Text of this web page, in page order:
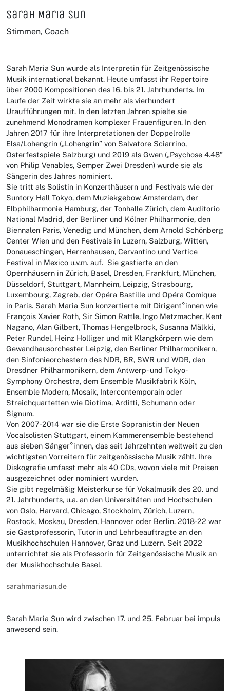
Sarah Maria Sun
Stimmen, Coach
Sarah Maria Sun wurde als Interpretin für Zeitgenössische
Musik international bekannt. Heute umfasst ihr Repertoire
über 2000 Kompositionen des 16. bis 21. Jahrhunderts. Im
Laufe der Zeit wirkte sie an mehr als vierhundert
Uraufführungen mit. In den letzten Jahren spielte sie
zunehmend Monodramen komplexer Frauenfiguren. In den
Jahren 2017 für ihre Interpretationen der Doppelrolle
Elsa/Lohengrin („Lohengrin” von Salvatore Sciarrino,
Osterfestspiele Salzburg) und 2019 als Gwen („Psychose 4.48”
von Philip Venables, Semper Zwei Dresden) wurde sie als
Sängerin des Jahres nominiert.
Sie tritt als Solistin in Konzerthäusern und Festivals wie der
Suntory Hall Tokyo, dem Muziekgebow Amsterdam, der
Elbphilharmonie Hamburg, der Tonhalle Zürich, dem Auditorio
National Madrid, der Berliner und Kölner Philharmonie, den
Biennalen Paris, Venedig und München, dem Arnold Schönberg
Center Wien und den Festivals in Luzern, Salzburg, Witten,
Donaueschingen, Herrenhausen, Cervantino und Vertice
Festival in Mexico u.v.m. auf. Sie gastierte an den
Opernhäusern in Zürich, Basel, Dresden, Frankfurt, München,
Düsseldorf, Stuttgart, Mannheim, Leipzig, Strasbourg,
Luxembourg, Zagreb, der Opéra Bastille und Opéra Comique
in Paris. Sarah Maria Sun konzertierte mit Dirigent°innen wie
François Xavier Roth, Sir Simon Rattle, Ingo Metzmacher, Kent
Nagano, Alan Gilbert, Thomas Hengelbrock, Susanna Mälkki,
Peter Rundel, Heinz Holliger und mit Klangkörpern wie dem
Gewandhausorchester Leipzig, den Berliner Philharmonikern,
den Sinfonieorchestern des NDR, BR, SWR und WDR, den
Dresdner Philharmonikern, dem Antwerp- und Tokyo-
Symphony Orchestra, dem Ensemble Musikfabrik Köln,
Ensemble Modern, Mosaik, Intercontemporain oder
Streichquartetten wie Diotima, Arditti, Schumann oder
Signum.
Von 2007-2014 war sie die Erste Sopranistin der Neuen
Vocalsolisten Stuttgart, einem Kammerensemble bestehend
aus sieben Sänger°innen, das seit Jahrzehnten weltweit zu den
wichtigsten Vorreitern für zeitgenössische Musik zählt. Ihre
Diskografie umfasst mehr als 40 CDs, wovon viele mit Preisen
ausgezeichnet oder nominiert wurden.
Sie gibt regelmäßig Meisterkurse für Vokalmusik des 20. und
21. Jahrhunderts, u.a. an den Universitäten und Hochschulen
von Oslo, Harvard, Chicago, Stockholm, Zürich, Luzern,
Rostock, Moskau, Dresden, Hannover oder Berlin. 2018-22 war
sie Gastprofessorin, Tutorin und Lehrbeauftragte an den
Musikhochschulen Hannover, Graz und Luzern. Seit 2022
unterrichtet sie als Professorin für Zeitgenössische Musik an
der Musikhochschule Basel.
sarahmariasun.de
Sarah Maria Sun wird zwischen 17. und 25. Februar bei impuls
anwesend sein.